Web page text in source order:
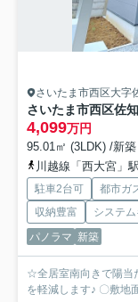
さいたま市西区大字
4,099万円
95.01㎡ (3LDK) /新築
川越線「西大宮」
駐車2台可 都市ガ
収納豊富
システ
パノラマ 新築
☆全居室南向きで陽当
を軽減し